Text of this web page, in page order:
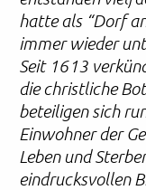
hatte als “Dorf
immer wieder
Seit 1613
die christliche
beteiligen sich
Einwohner der
Leben und
eindrucksvollen